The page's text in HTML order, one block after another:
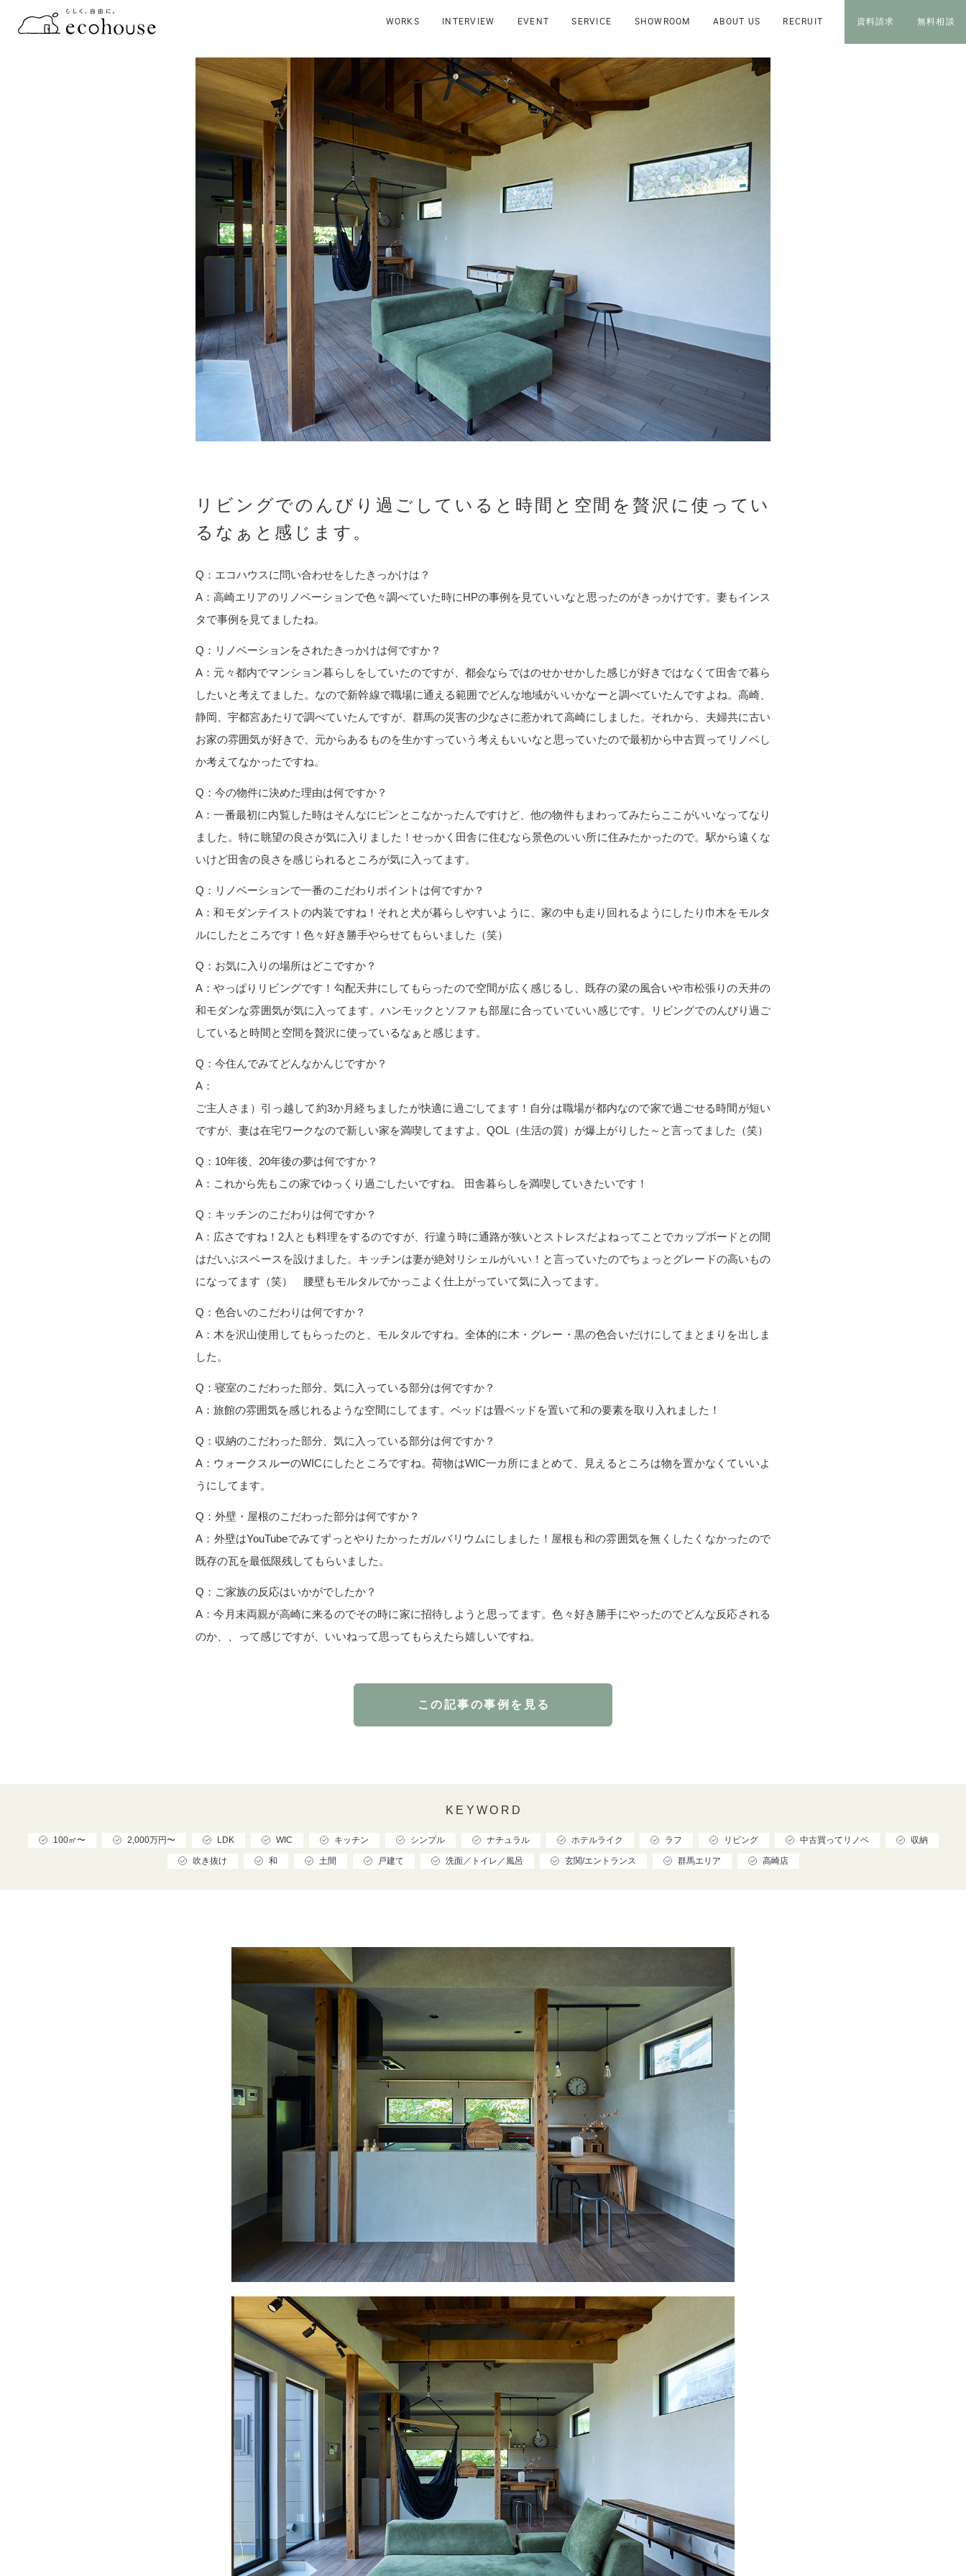
WORKS INTERVIEW EVENT SERVICE SHOWROOM ABOUT US RECRUIT 資料請求 無料相談
リビングでのんびり過ごしていると時間と空間を贅沢に使ってい
るなぁと感じます。
Q：エコハウスに問い合わせをしたきっかけは？
A：高崎エリアのリノベーションで色々調べていた時にHPの事例を見ていいなと思ったのがきっかけです。妻もインス
タで事例を見てましたね。
Q：リノベーションをされたきっかけは何ですか？
A：元々都内でマンション暮らしをしていたのですが、都会ならではのせかせかした感じが好きではなくて田舎で暮ら
したいと考えてました。なので新幹線で職場に通える範囲でどんな地域がいいかなーと調べていたんですよね。高崎、
静岡、宇都宮あたりで調べていたんですが、群馬の災害の少なさに惹かれて高崎にしました。それから、夫婦共に古い
お家の雰囲気が好きで、元からあるものを生かすっていう考えもいいなと思っていたので最初から中古買ってリノベし
か考えてなかったですね。
Q：今の物件に決めた理由は何ですか？
A：一番最初に内覧した時はそんなにピンとこなかったんですけど、他の物件もまわってみたらここがいいなってなり
ました。特に眺望の良さが気に入りました！せっかく田舎に住むなら景色のいい所に住みたかったので。駅から遠くな
いけど田舎の良さを感じられるところが気に入ってます。
Q：リノベーションで一番のこだわりポイントは何ですか？
A：和モダンテイストの内装ですね！それと犬が暮らしやすいように、家の中も走り回れるようにしたり巾木をモルタ
ルにしたところです！色々好き勝手やらせてもらいました（笑）
Q：お気に入りの場所はどこですか？
A：やっぱりリビングです！勾配天井にしてもらったので空間が広く感じるし、既存の梁の風合いや市松張りの天井の
和モダンな雰囲気が気に入ってます。ハンモックとソファも部屋に合っていていい感じです。リビングでのんびり過ご
していると時間と空間を贅沢に使っているなぁと感じます。
Q：今住んでみてどんなかんじですか？
A：
ご主人さま）引っ越して約3か月経ちましたが快適に過ごしてます！自分は職場が都内なので家で過ごせる時間が短い
ですが、妻は在宅ワークなので新しい家を満喫してますよ。QOL（生活の質）が爆上がりした～と言ってました（笑）
Q：10年後、20年後の夢は何ですか？
A：これから先もこの家でゆっくり過ごしたいですね。 田舎暮らしを満喫していきたいです！
Q：キッチンのこだわりは何ですか？
A：広さですね！2人とも料理をするのですが、行違う時に通路が狭いとストレスだよねってことでカップボードとの間
はだいぶスペースを設けました。キッチンは妻が絶対リシェルがいい！と言っていたのでちょっとグレードの高いもの
になってます（笑） 腰壁もモルタルでかっこよく仕上がっていて気に入ってます。
Q：色合いのこだわりは何ですか？
A：木を沢山使用してもらったのと、モルタルですね。全体的に木・グレー・黒の色合いだけにしてまとまりを出しま
した。
Q：寝室のこだわった部分、気に入っている部分は何ですか？
A：旅館の雰囲気を感じれるような空間にしてます。ベッドは畳ベッドを置いて和の要素を取り入れました！
Q：収納のこだわった部分、気に入っている部分は何ですか？
A：ウォークスルーのWICにしたところですね。荷物はWIC一カ所にまとめて、見えるところは物を置かなくていいよ
うにしてます。
Q：外壁・屋根のこだわった部分は何ですか？
A：外壁はYouTubeでみてずっとやりたかったガルバリウムにしました！屋根も和の雰囲気を無くしたくなかったので
既存の瓦を最低限残してもらいました。
Q：ご家族の反応はいかがでしたか？
A：今月末両親が高崎に来るのでその時に家に招待しようと思ってます。色々好き勝手にやったのでどんな反応される
のか、、って感じですが、いいねって思ってもらえたら嬉しいですね。
この記事の事例を見る
KEYWORD
100㎡〜 2,000万円〜 LDK WIC キッチン シンプル ナチュラル ホテルライク ラフ リビング 中古買ってリノベ 収納
吹き抜け 和 土間 戸建て 洗面／トイレ／風呂 玄関/エントランス 群馬エリア 高崎店